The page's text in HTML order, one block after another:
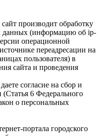
производит обработку
данных (информацию об ip-
операционной
переадресации на
пользователя) в
сайта и проведения
согласие на сбор и
6 Федерального
о персональных
портала городского